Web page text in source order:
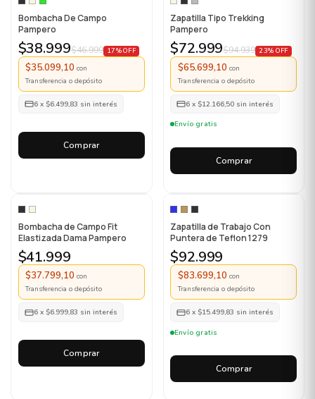
Bombacha De Campo
Pampero
$38.999$46.999 17% OFF
$35.099,10 con
Transferencia o depósito
6 x $6.499,83 sin interés
Comprar
Zapatilla Tipo Trekking
Pampero
$72.999$94.939 23% OFF
$65.699,10 con
Transferencia o depósito
6 x $12.166,50 sin interés
Envío gratis
Comprar
Bombacha de Campo Fit
Elastizada Dama Pampero
$41.999
$37.799,10 con
Transferencia o depósito
6 x $6.999,83 sin interés
Comprar
Zapatilla de Trabajo Con
Puntera de Teflon 1279
$92.999
$83.699,10 con
Transferencia o depósito
6 x $15.499,83 sin interés
Envío gratis
Comprar